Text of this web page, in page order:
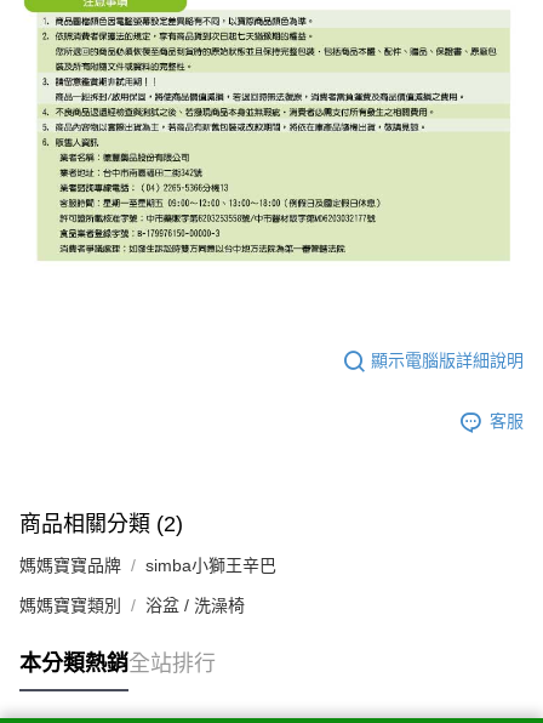
顯示電腦版詳細說明
客服
商品相關分類 (2)
媽媽寶寶品牌 simba小獅王辛巴
媽媽寶寶類別 浴盆 / 洗澡椅
本分類熱銷全站排行